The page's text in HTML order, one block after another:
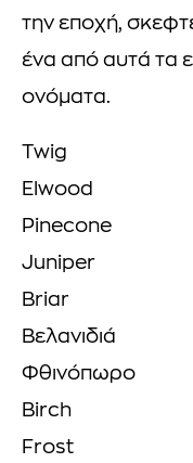
την εποχή,
ένα από αυτά τα
ονόματα.
Twig
Elwood
Pinecone
Juniper
Briar
Βελανιδιά
Φθινόπωρο
Birch
Frost